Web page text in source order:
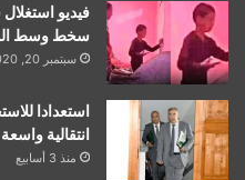
فيديو
سخط وسط
سبتمبر 20, 2020
استعدادا
انتقالية
منذ 3 أسابيع